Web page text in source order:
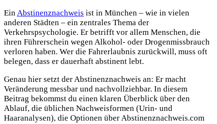
Ein Abstinenznachweis ist in München – wie in vielen
anderen Städten – ein zentrales Thema der
Verkehrspsychologie. Er betrifft vor allem Menschen, die
ihren Führerschein wegen Alkohol- oder Drogenmissbrauch
verloren haben. Wer die Fahrerlaubnis zurückwill, muss oft
belegen, dass er dauerhaft abstinent lebt.
Genau hier setzt der Abstinenznachweis an: Er macht
Veränderung messbar und nachvollziehbar. In diesem
Beitrag bekommst du einen klaren Überblick über den
Ablauf, die üblichen Nachweisformen (Urin- und
Haaranalysen), die Optionen über Abstinenznachweis.com